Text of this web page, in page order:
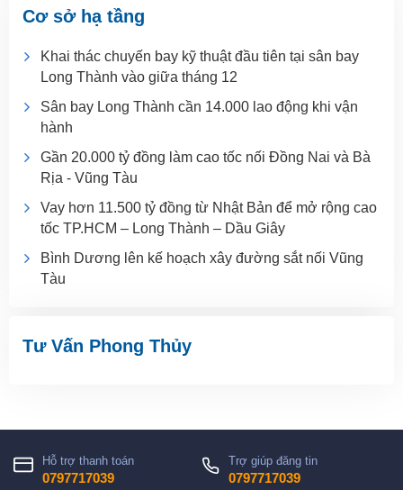
Cơ sở hạ tầng
Khai thác chuyến bay kỹ thuật đầu tiên tại sân bay
Long Thành vào giữa tháng 12
Sân bay Long Thành cần 14.000 lao động khi vận
hành
Gần 20.000 tỷ đồng làm cao tốc nối Đồng Nai và Bà
Rịa - Vũng Tàu
Vay hơn 11.500 tỷ đồng từ Nhật Bản để mở rộng cao
tốc TP.HCM – Long Thành – Dầu Giây
Bình Dương lên kế hoạch xây đường sắt nối Vũng
Tàu
Tư Vấn Phong Thủy
Hỗ trợ thanh toán
0797717039
Trợ giúp đăng tin
0797717039